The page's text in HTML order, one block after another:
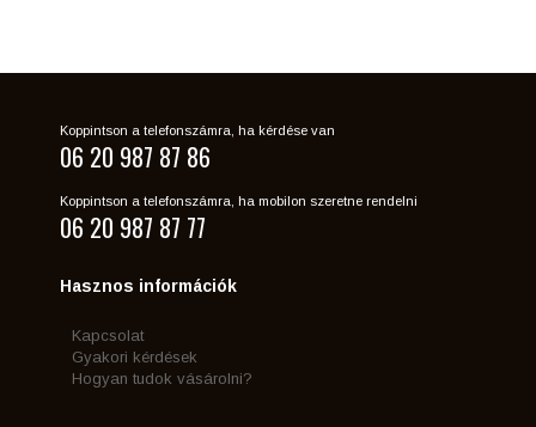
Koppintson a telefonszámra, ha kérdése van
06 20 987 87 86
Koppintson a telefonszámra, ha mobilon szeretne rendelni
06 20 987 87 77
Hasznos információk
Kapcsolat
Gyakori kérdések
Hogyan tudok vásárolni?